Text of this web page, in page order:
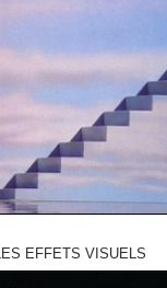
LES EFFETS VISUELS